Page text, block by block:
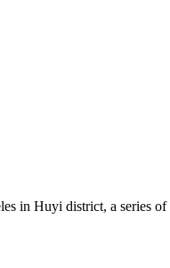
in Huyi district, a series